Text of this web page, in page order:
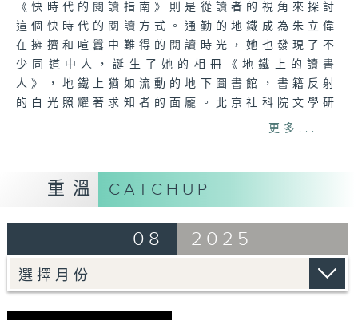
《快時代的閱讀指南》則是從讀者的視角來探討
這個快時代的閱讀方式。通勤的地鐵成為朱立偉
在擁擠和喧囂中難得的閱讀時光，她也發現了不
少同道中人，誕生了她的相冊《地鐵上的讀書
人》，地鐵上猶如流動的地下圖書館，書籍反射
的白光照耀著求知者的面龐。北京社科院文學研
究所楊早發動閱讀分享會，他們循著老舍《駱駝
會
更多...
重溫 CATCHUP
08 2025